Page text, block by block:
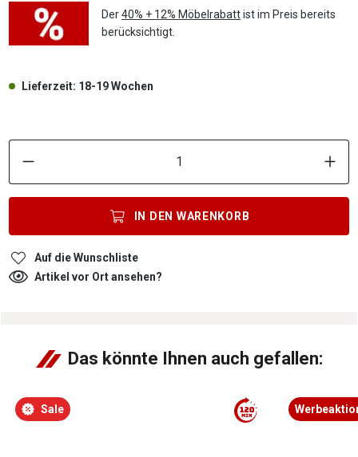
Der40% + 12% Möbelrabattist im Preis bereits
berücksichtigt.
Lieferzeit: 18-19 Wochen
IN DEN WARENKORB
Auf die Wunschliste
Artikel vor Ort ansehen?
Das könnte Ihnen auch gefallen:
Sale